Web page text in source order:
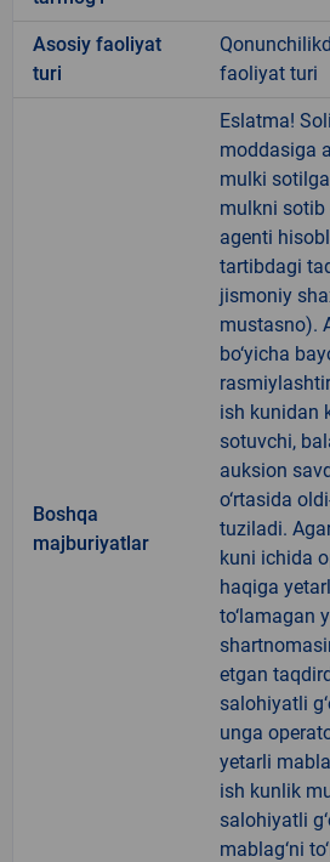
Аsosiy faoliyat
turi
faoliyat turi
Boshqa
majburiyatlar
Eslatma!
moddasiga
mulki
mulkni sotib
agenti
tartibdagi
jismoniy
mustasno).
bo‘yicha
ish kunidan
sotuvchi,
auksion
o‘rtasida
tuziladi.
kuni ichida
haqiga
to‘lamagan
etgan
salohiyatli
unga
yetarli
ish kunlik
salohiyatli
mablag‘ni